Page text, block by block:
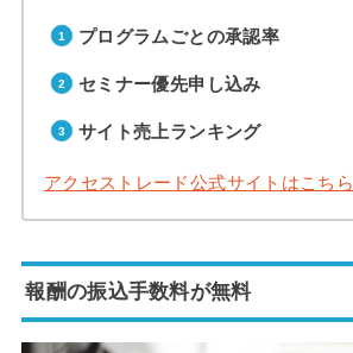
プログラムごとの承認率
セミナー優先申し込み
サイト売上ランキング
アクセストレード公式サイトはこちら
報酬の振込手数料が無料